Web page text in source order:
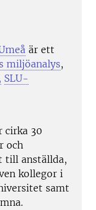
är ett
miljöanalys,
SLU-
cirka 30
och
till anställda,
kollegor i
samt